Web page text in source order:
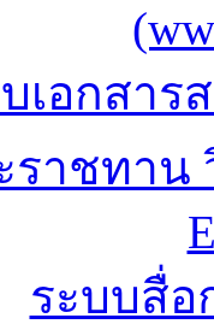
เอกสา
ราชทา
ระบบสื่อ